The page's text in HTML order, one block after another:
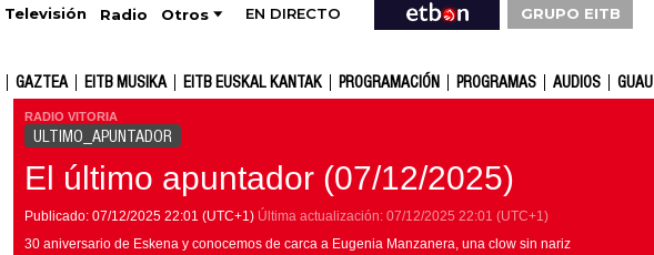
Televisión Radio Otros EN DIRECTO GRUPO EITB
GAZTEA EITB MUSIKA EITB EUSKAL KANTAK PROGRAMACIÓN PROGRAMAS AUDIOS GUAU
RADIO VITORIA
ULTIMO_APUNTADOR
El último apuntador (07/12/2025)
Publicado: 07/12/2025 22:01 (UTC+1) Última actualización: 07/12/2025 22:01 (UTC+1)
30 aniversario de Eskena y conocemos de carca a Eugenia Manzanera, una clow sin nariz